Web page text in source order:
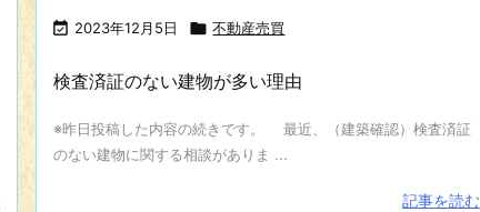
 2023年12月5日  不動産売買
検査済証のない建物が多い理由
※昨日投稿した内容の続きです。 最近、（建築確認）検査済証
のない建物に関する相談がありま ...
記事を読む